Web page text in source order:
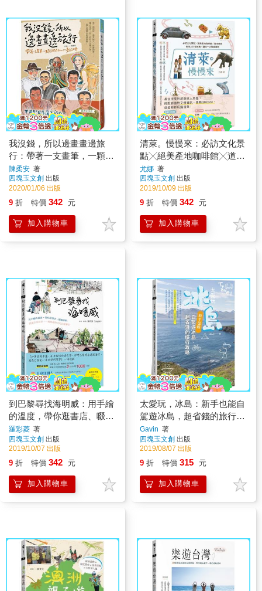
我沒錢，所以邊畫畫邊旅
行：帶著一支畫筆，一顆開
闊的心，勇闖世界
陳柔安 著
四塊玉文創 出版
2020/01/06 出版
9 折 特價 342 元
加入購物車
清萊。慢慢來：必訪文化景
點╳絕美產地咖啡館╳道地
美食╳在地人行程推薦，讓
你一次玩遍清萊
尤娜 著
四塊玉文創 出版
2019/10/09 出版
9 折 特價 342 元
加入購物車
到巴黎尋找海明威：用手繪
的溫度，帶你逛書店、啜咖
啡館、閱讀作家故事，一場
跨越時空的巴黎饗宴
羅彩菱 著
四塊玉文創 出版
2019/10/07 出版
9 折 特價 342 元
加入購物車
太愛玩，冰島：新手也能自
駕遊冰島，超省錢的旅行攻
略
Gavin 著
四塊玉文創 出版
2019/08/07 出版
9 折 特價 315 元
加入購物車